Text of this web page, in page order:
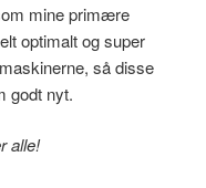
mine primære
optimalt og super
så disse
godt nyt.
alle!